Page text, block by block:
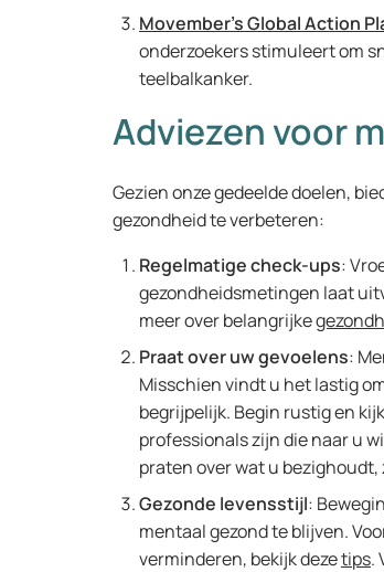
Movember’s Global Action
onderzoekers stimuleert om
teelbalkanker.
Adviezen voor
Gezien onze gedeelde doelen,
gezondheid te verbeteren:
Regelmatige check-ups:
gezondheidsmetingen laat
meer over belangrijke
Praat over uw gevoelens:
Misschien vindt u het lastig
begrijpelijk. Begin rustig en
professionals zijn die naar u
praten over wat u
Gezonde levensstijl:
mentaal gezond te blijven.
verminderen, bekijk dezetips.